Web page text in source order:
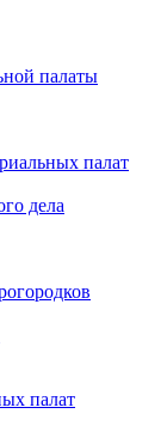
палаты
палат
дела
палат